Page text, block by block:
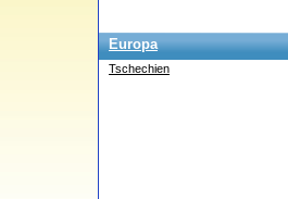
Europa
Tschechien